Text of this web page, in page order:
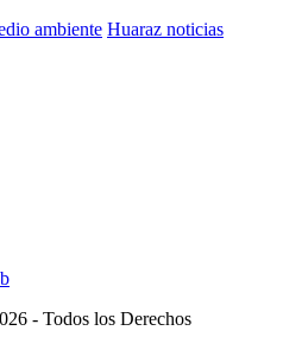
ambiente Huaraz noticias
- Todos los Derechos